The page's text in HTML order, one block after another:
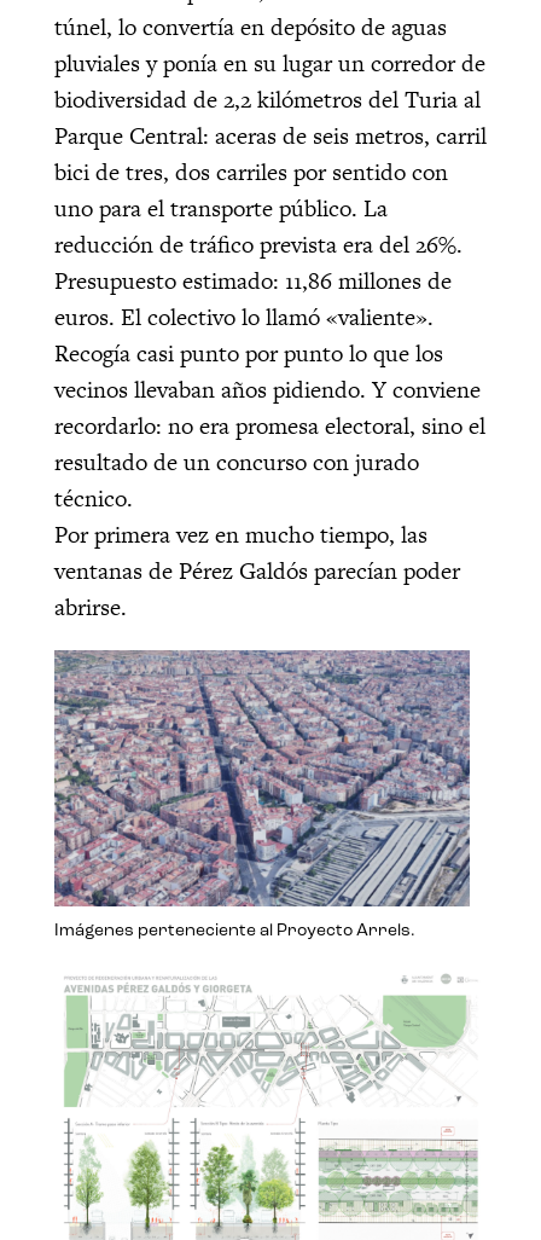
túnel, lo convertía en depósito de aguas
pluviales y ponía en su lugar un corredor de
biodiversidad de 2,2 kilómetros del Turia al
Parque Central: aceras de seis metros, carril
bici de tres, dos carriles por sentido con
uno para el transporte público. La
reducción de tráfico prevista era del 26%.
Presupuesto estimado: 11,86 millones de
euros. El colectivo lo llamó «valiente».
Recogía casi punto por punto lo que los
vecinos llevaban años pidiendo. Y conviene
recordarlo: no era promesa electoral, sino el
resultado de un concurso con jurado
técnico.
Por primera vez en mucho tiempo, las
ventanas de Pérez Galdós parecían poder
abrirse.
Imágenes perteneciente al Proyecto Arrels.